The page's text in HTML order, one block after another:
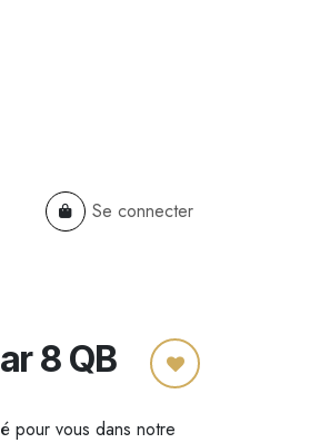
B2B Se connecter
8 QB
pour vous dans notre